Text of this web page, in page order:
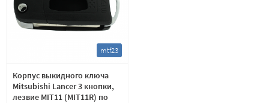
mtf23
Корпус выкидного ключа
Mitsubishi Lancer 3 кнопки,
лезвие MIT11 (MIT11R) по